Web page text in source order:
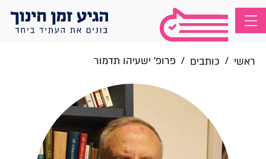
ראשי / כותבים / פרופ' ישעיהו תדמור